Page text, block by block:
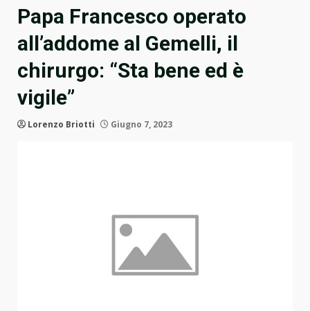
Papa Francesco operato
all’addome al Gemelli, il
chirurgo: “Sta bene ed è
vigile”
Lorenzo Briotti Giugno 7, 2023